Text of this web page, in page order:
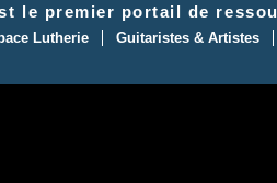
le premier portail de
Lutherie
Guitaristes & Artistes